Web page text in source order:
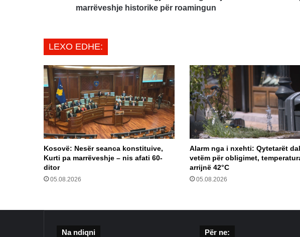
marrëveshje historike për roamingun
LEXO EDHE:
Kosovë: Nesër seanca konstituive,
Kurti pa marrëveshje – nis afati 60-
ditor
05.08.2026
Alarm nga i nxehti: Qytetarët
vetëm për obligimet,
arrijnë 42°C
05.08.2026
Na ndiqni Për ne: